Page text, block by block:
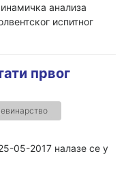
анализа
испитног
првог
05-2017 налазе се у